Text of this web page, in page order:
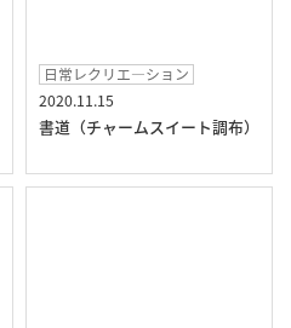
日常レクリエ―ション
2020.11.15
書道（チャームスイート調布）